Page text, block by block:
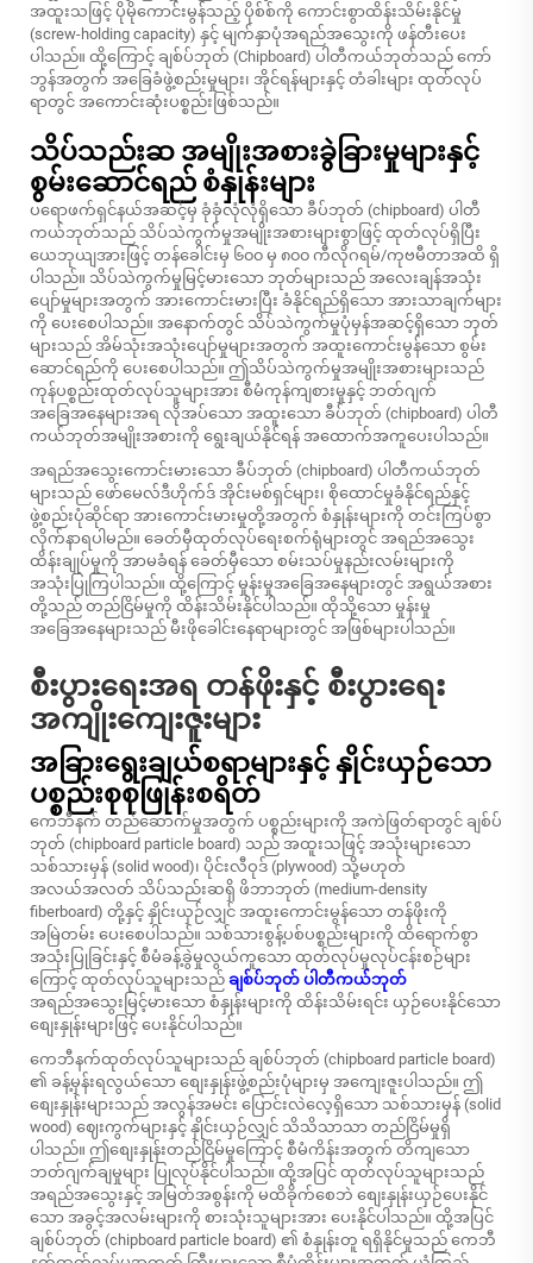
အထူးသဖြင့် ပိုမိုကောင်းမွန်သည့် ပိုစ်စ်ကို ကောင်းစွာထိန်းသိမ်းနိုင်မှု
(screw-holding capacity) နှင့် မျက်နှာပုံအရည်အသွေးကို ဖန်တီးပေး
ပါသည်။ ထို့ကြောင့် ချစ်ပ်ဘုတ် (Chipboard) ပါတီကယ်ဘုတ်သည် ကော်
ဘွန်အတွက် အခြေခံဖွဲ့စည်းမှုများ၊ အိုင်ရန်များနှင့် တံခါးများ ထုတ်လုပ်
ရာတွင် အကောင်းဆုံးပစ္စည်းဖြစ်သည်။
သိပ်သည်းဆ အမျိုးအစားခွဲခြားမှုများနှင့်
စွမ်းဆောင်ရည် စံနှုန်းများ
ပရောဖက်ရှင်နယ်အဆင့်မှ ခုံခုံလုံလုံရှိသော ခီပ်ဘုတ် (chipboard) ပါတီ
ကယ်ဘုတ်သည် သိပ်သဲကွက်မှုအမျိုးအစားများစွာဖြင့် ထုတ်လုပ်ရှိပြီး
ယေဘုယျအားဖြင့် တန်ခေါင်းမှ ၆၀၀ မှ ၈၀၀ ကီလိုဂရမ်/ကုဗမီတာအထိ ရှိ
ပါသည်။ သိပ်သဲကွက်မှုမြင့်မားသော ဘုတ်များသည် အလေးချန်အသုံး
ပျော်မှုများအတွက် အားကောင်းမားပြီး ခံနိုင်ရည်ရှိသော အားသာချက်များ
ကို ပေးစေပါသည်။ အနောက်တွင် သိပ်သဲကွက်မှုပုံမှန်အဆင့်ရှိသော ဘုတ်
များသည် အိမ်သုံးအသုံးပျော်မှုများအတွက် အထူးကောင်းမွန်သော စွမ်း
ဆောင်ရည်ကို ပေးစေပါသည်။ ဤသိပ်သဲကွက်မှုအမျိုးအစားများသည်
ကုန်ပစ္စည်းထုတ်လုပ်သူများအား စီမံကုန်ကျစားမှုနှင့် ဘတ်ဂျက်
အခြေအနေများအရ လိုအပ်သော အထူးသော ခီပ်ဘုတ် (chipboard) ပါတီ
ကယ်ဘုတ်အမျိုးအစားကို ရွေးချယ်နိုင်ရန် အထောက်အကူပေးပါသည်။
အရည်အသွေးကောင်းမားသော ခီပ်ဘုတ် (chipboard) ပါတီကယ်ဘုတ်
များသည် ဖော်မေလ်ဒီဟိုက်ဒ် အိုင်းမစ်ရှင်များ၊ စိုထောင်မှုခံနိုင်ရည်နှင့်
ဖွဲ့စည်းပုံဆိုင်ရာ အားကောင်းမားမှုတို့အတွက် စံနှုန်းများကို တင်းကြပ်စွာ
လိုက်နာရပါမည်။ ခေတ်မှီထုတ်လုပ်ရေးစက်ရုံများတွင် အရည်အသွေး
ထိန်းချုပ်မှုကို အာမခံရန် ခေတ်မှီသော စမ်းသပ်မှုနည်းလမ်းများကို
အသုံးပြုကြပါသည်။ ထို့ကြောင့် မှုန်းမှုအခြေအနေများတွင် အရွယ်အစား
တို့သည် တည်ငြိမ်မှုကို ထိန်းသိမ်းနိုင်ပါသည်။ ထိုသို့သော မှုန်းမှု
အခြေအနေများသည် မီးဖိုခေါင်းနေရာများတွင် အဖြစ်များပါသည်။
စီးပွားရေးအရ တန်ဖိုးနှင့် စီးပွားရေး
အကျိုးကျေးဇူးများ
အခြားရွေးချယ်စရာများနှင့် နှိုင်းယှဉ်သော
ပစ္စည်းစုစုဖြုန်းစရိတ်
ကေဘီနက် တည်ဆောက်မှုအတွက် ပစ္စည်းများကို အကဲဖြတ်ရာတွင် ချစ်ပ်
ဘုတ် (chipboard particle board) သည် အထူးသဖြင့် အသုံးများသော
သစ်သားမှန် (solid wood)၊ ပိုင်းလီဝုဒ် (plywood) သို့မဟုတ်
အလယ်အလတ် သိပ်သည်းဆရှိ ဖိဘာဘုတ် (medium-density
fiberboard) တို့နှင့် နှိုင်းယှဉ်လျှင် အထူးကောင်းမွန်သော တန်ဖိုးကို
အမြဲတမ်း ပေးစေပါသည်။ သစ်သားစွန့်ပစ်ပစ္စည်းများကို ထိရောက်စွာ
အသုံးပြုခြင်းနှင့် စီမံခန့်ခွဲမှုလွယ်ကူသော ထုတ်လုပ်မှုလုပ်ငန်းစဉ်များ
ကြောင့် ထုတ်လုပ်သူများသည် ချစ်ပ်ဘုတ် ပါတီကယ်ဘုတ်
အရည်အသွေးမြင့်မားသော စံနှုန်းများကို ထိန်းသိမ်းရင်း ယှဉ်ပေးနိုင်သော
စျေးနှုန်းများဖြင့် ပေးနိုင်ပါသည်။
ကေဘီနက်ထုတ်လုပ်သူများသည် ချစ်ပ်ဘုတ် (chipboard particle board)
၏ ခန့်မှန်းရလွယ်သော စျေးနှုန်းဖွဲ့စည်းပုံများမှ အကျေးဇူးပါသည်။ ဤ
စျေးနှုန်းများသည် အလွန်အမင်း ပြောင်းလဲလေ့ရှိသော သစ်သားမှန် (solid
wood) ဈေးကွက်များနှင့် နှိုင်းယှဉ်လျှင် သိသိသာသာ တည်ငြိမ်မှုရှိ
ပါသည်။ ဤစျေးနှုန်းတည်ငြိမ်မှုကြောင့် စီမံကိန်းအတွက် တိကျသော
ဘတ်ဂျက်ချမှုများ ပြုလုပ်နိုင်ပါသည်။ ထို့အပြင် ထုတ်လုပ်သူများသည်
အရည်အသွေးနှင့် အမြတ်အစွန်းကို မထိခိုက်စေဘဲ စျေးနှုန်းယှဉ်ပေးနိုင်
သော အခွင့်အလမ်းများကို စားသုံးသူများအား ပေးနိုင်ပါသည်။ ထို့အပြင်
ချစ်ပ်ဘုတ် (chipboard particle board) ၏ စံနှုန်းတူ ရရှိနိုင်မှုသည် ကေဘီ